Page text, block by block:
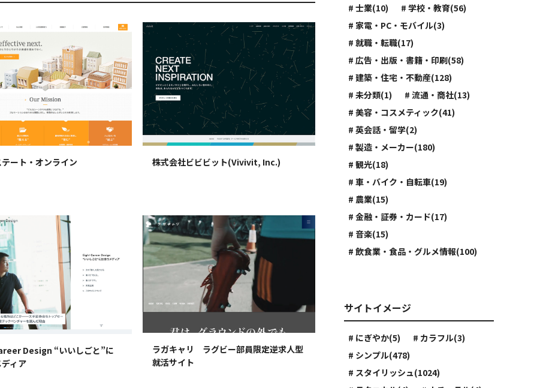
ート・オンライン 株式会社ビビビット(Vivivit, Inc.)
Design “いいしごと”に
ィア
ラガキャリ ラグビー部員限定逆求人型
就活サイト
# 士業(10)
# 学校・教育(56)
# 家電・PC・モバイル(3)
# 就職・転職(17)
# 広告・出版・書籍・印刷(58)
# 建築・住宅・不動産(128)
# 未分類(1)
# 流通・商社(13)
# 美容・コスメティック(41)
# 英会話・留学(2)
# 製造・メーカー(180)
# 観光(18)
# 車・バイク・自転車(19)
# 農業(15)
# 金融・証券・カード(17)
# 音楽(15)
# 飲食業・食品・グルメ情報(100)
サイトイメージ
# にぎやか(5)
# カラフル(3)
# シンプル(478)
# スタイリッシュ(1024)